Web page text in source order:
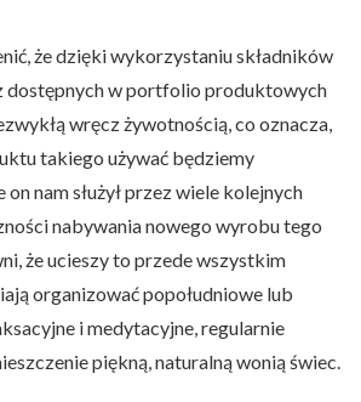
że dzięki wykorzystaniu składników
dostępnych w portfolio produktowych
wręcz żywotnością, co oznacza,
takiego używać będziemy
nam służył przez wiele kolejnych
nabywania nowego wyrobu tego
że ucieszy to przede wszystkim
organizować popołudniowe lub
i medytacyjne, regularnie
piękną, naturalną wonią świec.